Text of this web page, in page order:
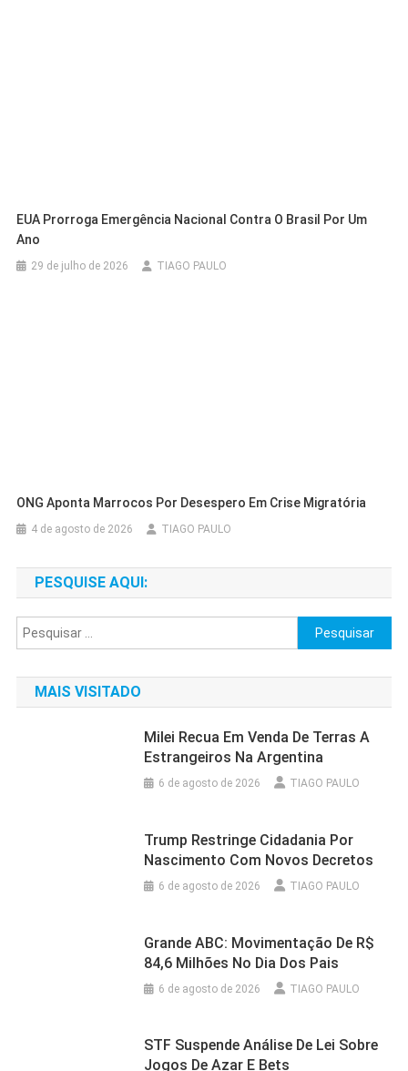
EUA Prorroga Emergência Nacional Contra O Brasil Por Um
Ano
29 de julho de 2026 TIAGO PAULO
ONG Aponta Marrocos Por Desespero Em Crise Migratória
4 de agosto de 2026 TIAGO PAULO
PESQUISE AQUI:
Pesquisar
por:
MAIS VISITADO
Milei Recua Em Venda De Terras A
Estrangeiros Na Argentina
6 de agosto de 2026 TIAGO PAULO
Trump Restringe Cidadania Por
Nascimento Com Novos Decretos
6 de agosto de 2026 TIAGO PAULO
Grande ABC: Movimentação De R$
84,6 Milhões No Dia Dos Pais
6 de agosto de 2026 TIAGO PAULO
STF Suspende Análise De Lei Sobre
Jogos De Azar E Bets